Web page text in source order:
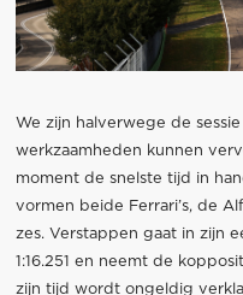
We zijn halverwege de
werkzaamheden kunnen
moment de snelste tijd in
vormen beide Ferrari’s, de
zes. Verstappen gaat in zijn
1:16.251 en neemt de
zijn tijd wordt ongeldig